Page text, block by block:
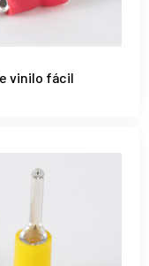
vinilo fácil